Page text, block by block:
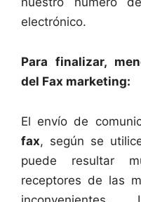
electrónico.
Para finalizar,
del Fax marketing:
El envío de
fax, según se
puede resultar
receptores de las